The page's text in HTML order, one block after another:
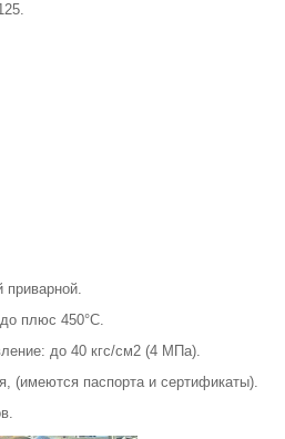
приварной.
плюс 450°С.
до 40 кгс/см2 (4 МПа).
(имеются паспорта и сертификаты).